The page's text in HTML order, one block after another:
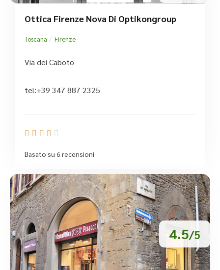
Ottica Firenze Nova Di Optikongroup
Toscana / Firenze
Via dei Caboto
tel:+39 347 887 2325
    
Basato su 6 recensioni
4.5/5